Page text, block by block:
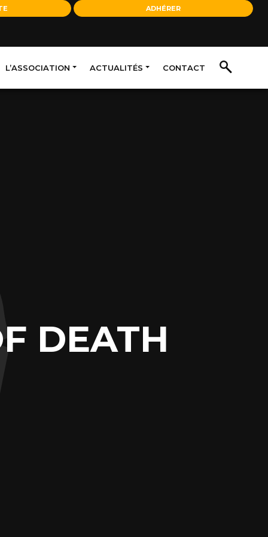
ADHÉRER
L’ASSOCIATION ACTUALITÉS CONTACT
DEATH